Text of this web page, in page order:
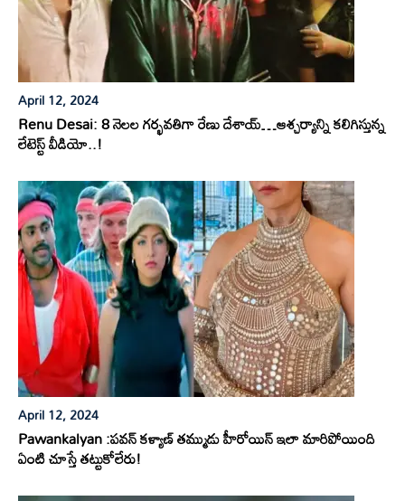
April 12, 2024
Renu Desai: 8 నెలల గర్భవతిగా రేణు దేశాయ్…ఆశ్చర్యాన్ని కలిగిస్తున్న
లేటెస్ట్ వీడియో..!
April 12, 2024
Pawankalyan :పవన్ కళ్యాణ్ తమ్ముడు హీరోయిన్ ఇలా మారిపోయింది
ఏంటి చూస్తే తట్టుకోలేరు!